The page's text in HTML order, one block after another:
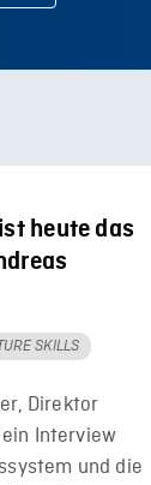
heute das
SKILLS
Direktor
Interview
und die